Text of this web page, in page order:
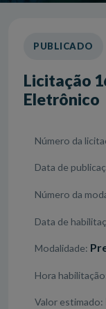
PUBLICADO
Licitação
Eletrônico
Número da
Data de
Número da
Data de
Modalidade
Hora habilitação
Valor estimado